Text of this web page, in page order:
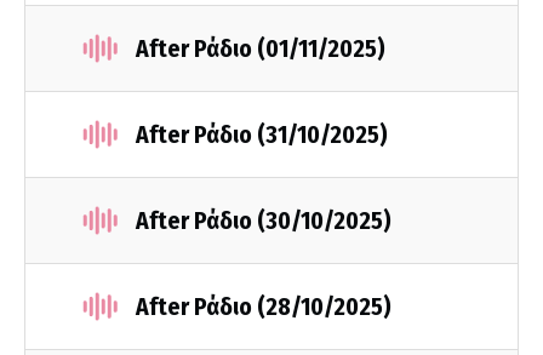
After Ράδιο (01/11/2025)
After Ράδιο (31/10/2025)
After Ράδιο (30/10/2025)
After Ράδιο (28/10/2025)